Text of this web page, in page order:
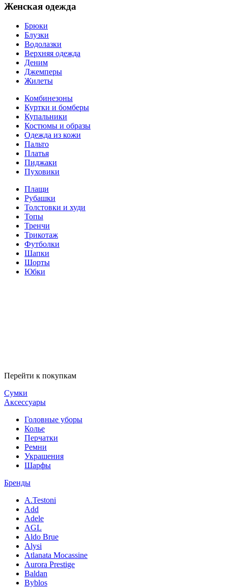
Женская одежда
Брюки
Блузки
Водолазки
Верхняя одежда
Деним
Джемперы
Жилеты
Комбинезоны
Куртки и бомберы
Купальники
Костюмы и образы
Одежда из кожи
Пальто
Платья
Пиджаки
Пуховики
Плащи
Рубашки
Толстовки и худи
Топы
Тренчи
Трикотаж
Футболки
Шапки
Шорты
Юбки
Перейти к покупкам
Сумки
Аксессуары
Головные уборы
Колье
Перчатки
Ремни
Украшения
Шарфы
Бренды
A.Testoni
Add
Adele
AGL
Aldo Brue
Alysi
Atlanata Mocassine
Aurora Prestige
Baldan
Byblos